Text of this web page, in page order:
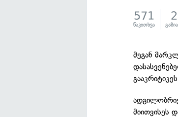
571
წაკითხვა
მეგან
მიითვისეს